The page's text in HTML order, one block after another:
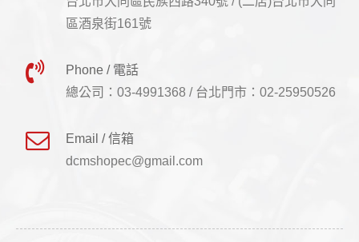
區酒泉街161號
Phone / 電話
總公司：03-4991368 / 台北門市：02-25950526
Email / 信箱
dcmshopec@gmail.com